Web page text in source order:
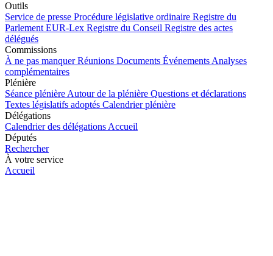
Outils
Service de presse Procédure législative ordinaire Registre du
Parlement EUR-Lex Registre du Conseil Registre des actes
délégués
Commissions
À ne pas manquer Réunions Documents Événements Analyses
complémentaires
Plénière
Séance plénière Autour de la plénière Questions et déclarations
Textes législatifs adoptés Calendrier plénière
Délégations
Calendrier des délégations Accueil
Députés
Rechercher
À votre service
Accueil